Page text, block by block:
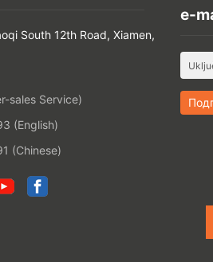
South 12th Road, Xiamen,
sales Service)
(English)
(Chinese)
e-